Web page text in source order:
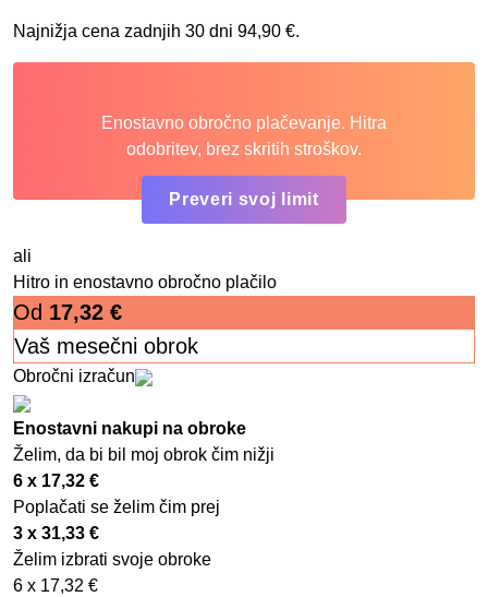
Najnižja cena zadnjih 30 dni 94,90 €.
Enostavno obročno plačevanje. Hitra
odobritev, brez skritih stroškov.
Preveri svoj limit
ali
Hitro in enostavno obročno plačilo
Od 17,32 €
Vaš mesečni obrok
Obročni izračun
Enostavni nakupi na obroke
Želim, da bi bil moj obrok čim nižji
6 x 17,32 €
Poplačati se želim čim prej
3 x 31,33 €
Želim izbrati svoje obroke
6 x 17,32 €